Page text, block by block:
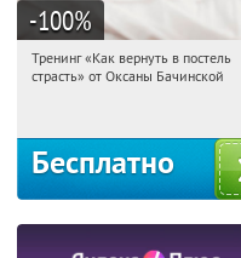
-100%
19:19:04 Получили:
Тренинг «Как вернуть в постель
страсть» от Оксаны Бачинской
Бесплатно